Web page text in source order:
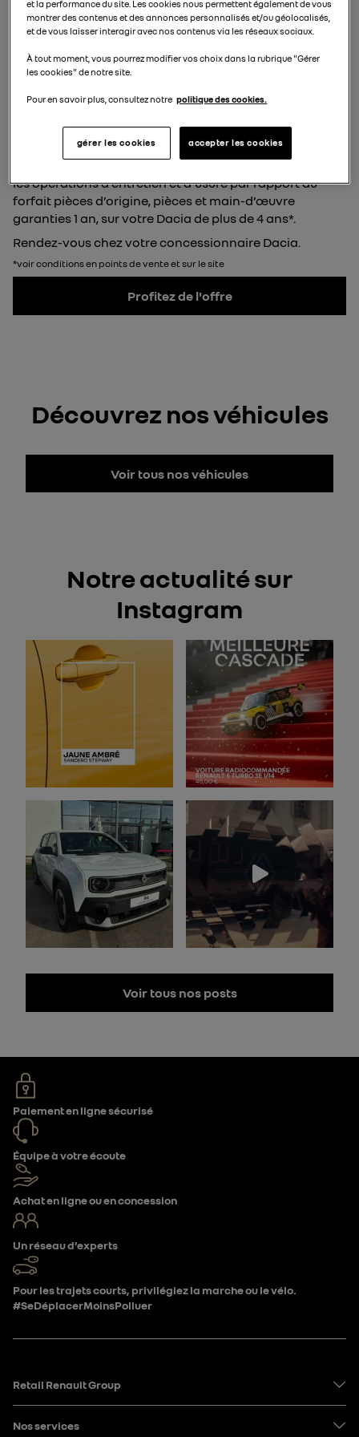
1 min de lecture
Sommaire
- appuyez sur le bouton
les opérations d’entretien et d’usure par rapport au
forfait pièces d’origine, pièces et main-d’œuvre
garanties 1 an, sur votre Dacia de plus de 4 ans*.
Rendez-vous chez votre concessionnaire Dacia.
*voir conditions en points de vente et sur le site
Profitez de l'offre
Découvrez nos véhicules
Voir tous nos véhicules
Notre actualité sur
Instagram
Voir tous nos posts
Paiement en ligne sécurisé
Équipe à votre écoute
Achat en ligne ou en concession
Un réseau d’experts
Pour les trajets courts, privilégiez la marche ou le vélo.
#SeDéplacerMoinsPolluer
Retail Renault Group
Nos services
et la performance du site. Les cookies nous permettent également de vous
montrer des contenus et des annonces personnalisés et/ou géolocalisés,
et de vous laisser interagir avec nos contenus via les réseaux sociaux.
À tout moment, vous pourrez modifier vos choix dans la rubrique "Gérer
les cookies" de notre site.
Pour en savoir plus, consultez notre politique des cookies.
gérer les cookies accepter les cookies